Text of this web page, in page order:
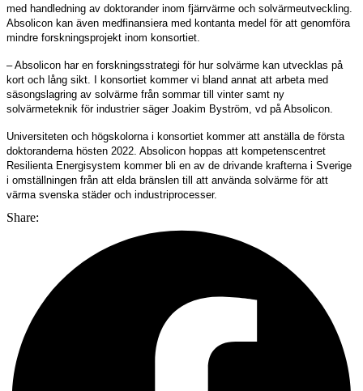
med handledning av doktorander inom fjärrvärme och solvärmeutveckling.
Absolicon kan även medfinansiera med kontanta medel för att genomföra
mindre forskningsprojekt inom konsortiet.
– Absolicon har en forskningsstrategi för hur solvärme kan utvecklas på
kort och lång sikt. I konsortiet kommer vi bland annat att arbeta med
säsongslagring av solvärme från sommar till vinter samt ny
solvärmeteknik för industrier säger Joakim Byström, vd på Absolicon.
Universiteten och högskolorna i konsortiet kommer att anställa de första
doktoranderna hösten 2022. Absolicon hoppas att kompetenscentret
Resilienta Energisystem kommer bli en av de drivande krafterna i Sverige
i omställningen från att elda bränslen till att använda solvärme för att
värma svenska städer och industriprocesser.
Share: